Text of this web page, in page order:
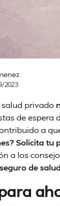
2023
privado
de espera
a
Solicita tu
a los
de salud